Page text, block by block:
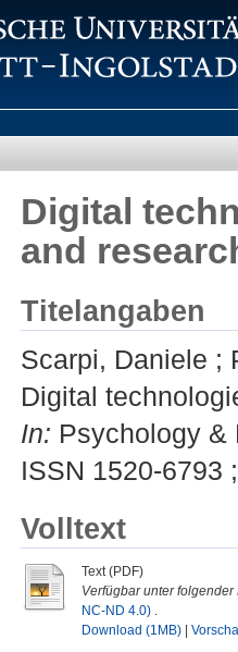
Digital
and
Titelangaben
Scarpi, Daniele ;
Digital
In: Psychology &
ISSN 1520-6793
Volltext
Text (PDF)
Verfügbar unter folgender
NC-ND 4.0) .
Download (1MB)